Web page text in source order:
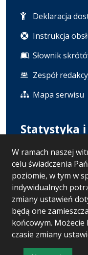
W ramach naszej
celu świadczenia
poziomie, w tym w
indywidualnych
zmiany ustawień
będą one
końcowym.
czasie zmiany
Deklaracja
Instrukcja
Słownik
Zespół
Mapa serwisu
Statystyka
Statystyki
Polityka
RODO
Wersja systemu:
Ostatnia